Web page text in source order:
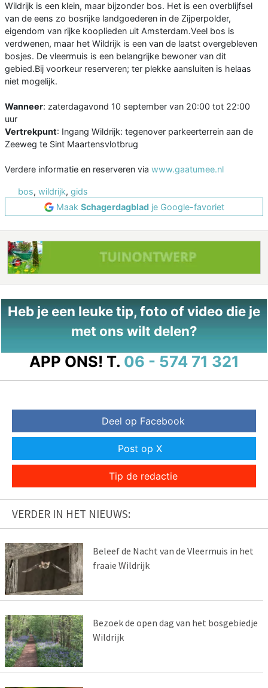
Wildrijk is een klein, maar bijzonder bos. Het is een overblijfsel
van de eens zo bosrijke landgoederen in de Zijperpolder,
eigendom van rijke kooplieden uit Amsterdam.Veel bos is
verdwenen, maar het Wildrijk is een van de laatst overgebleven
bosjes. De vleermuis is een belangrijke bewoner van dit
gebied.Bij voorkeur reserveren; ter plekke aansluiten is helaas
niet mogelijk.
Wanneer: zaterdagavond 10 september van 20:00 tot 22:00
uur
Vertrekpunt: Ingang Wildrijk: tegenover parkeerterrein aan de
Zeeweg te Sint Maartensvlotbrug
Verdere informatie en reserveren via www.gaatumee.nl
bos, wildrijk, gids
Maak Schagerdagbladje Google-favoriet
Heb je een leuke tip, foto of video die je
met ons wilt delen?
APP ONS! T. 06 - 574 71 321
Deel op Facebook
Post op X
Tip de redactie
VERDER IN HET NIEUWS:
Beleef de Nacht van de Vleermuis in het
fraaie Wildrijk
Bezoek de open dag van het bosgebiedje
Wildrijk